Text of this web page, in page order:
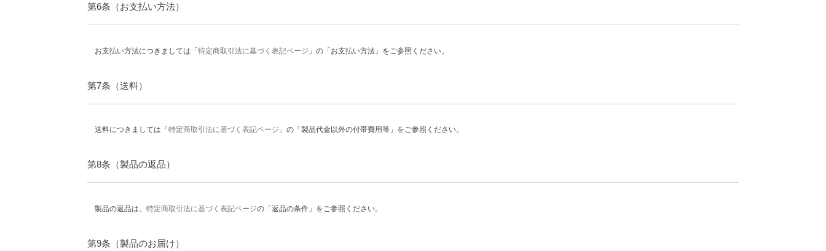
第6条（お支払い方法）
お支払い方法につきましては「特定商取引法に基づく表記ページ 」の「お支払い方法」をご参照ください。
第7条（送料）
送料につきましては「 特定商取引法に基づく表記ページ 」の「製品代金以外の付帯費用等」をご参照ください。
第8条（製品の返品）
製品の返品は、 特定商取引法に基づく表記ページの「返品の条件」をご参照ください。
第9条（製品のお届け）